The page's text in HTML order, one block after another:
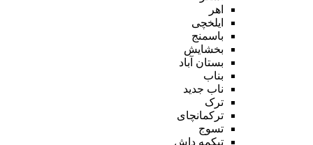
اهر
ایلخچی
باسمنج
بخشایش
بستان آباد
بناب
ناب جدید
ترک
ترکمانچای
تسوج
تیکمه داش